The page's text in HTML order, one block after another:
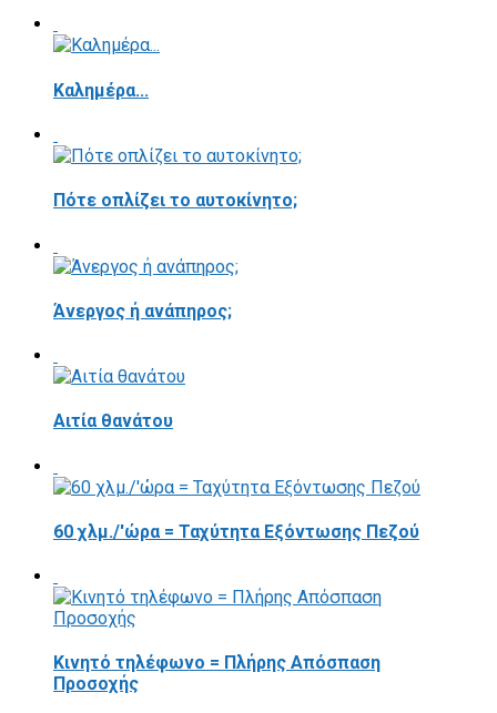
Καλημέρα...
Πότε οπλίζει το αυτοκίνητο;
Άνεργος ή ανάπηρος;
Αιτία θανάτου
60 χλμ./'ώρα = Ταχύτητα Εξόντωσης Πεζού
Κινητό τηλέφωνο = Πλήρης Απόσπαση
Προσοχής